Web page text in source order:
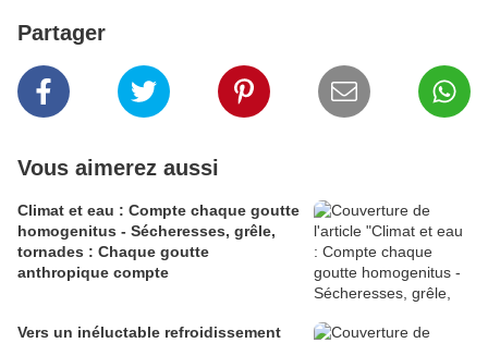
Partager
Vous aimerez aussi
Climat et eau : Compte chaque goutte
homogenitus - Sécheresses, grêle,
tornades : Chaque goutte
anthropique compte
Vers un inéluctable refroidissement